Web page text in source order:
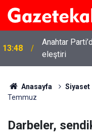
13:07
Kırıkkale’de
artırıldı
Anasayfa Siyaset
Temmuz
Darbeler,